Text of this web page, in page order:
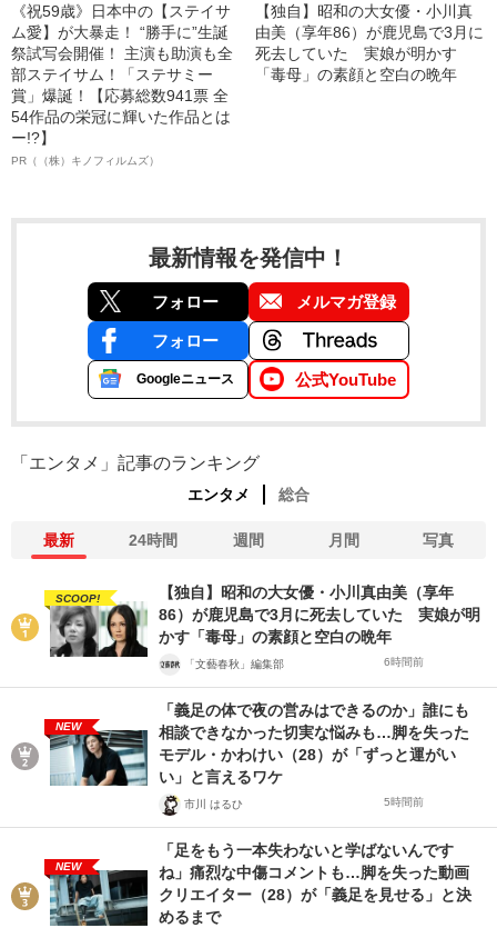
《祝59歳》日本中の【ステイサ
ム愛】が大暴走！ “勝手に”生誕
祭試写会開催！ 主演も助演も全
部ステイサム！「ステサミー
賞」爆誕！【応募総数941票 全
54作品の栄冠に輝いた作品とは
ー!?】
PR（（株）キノフィルムズ）
【独自】昭和の大女優・小川真
由美（享年86）が鹿児島で3月に
死去していた 実娘が明かす
「毒母」の素顔と空白の晩年
最新情報を発信中！
フォロー メルマガ登録
フォロー
Googleニュース 公式YouTube
「エンタメ」記事のランキング
エンタメ 総合
最新 24時間 週間 月間 写真
SCOOP!
【独自】昭和の大女優・小川真由美（享年
86）が鹿児島で3月に死去していた 実娘が明
かす「毒母」の素顔と空白の晩年
「文藝春秋」編集部 6時間前
NEW
「義足の体で夜の営みはできるのか」誰にも
相談できなかった切実な悩みも…脚を失った
モデル・かわけい（28）が「ずっと運がい
い」と言えるワケ
市川 はるひ 5時間前
NEW
「足をもう一本失わないと学ばないんです
ね」痛烈な中傷コメントも…脚を失った動画
クリエイター（28）が「義足を見せる」と決
めるまで